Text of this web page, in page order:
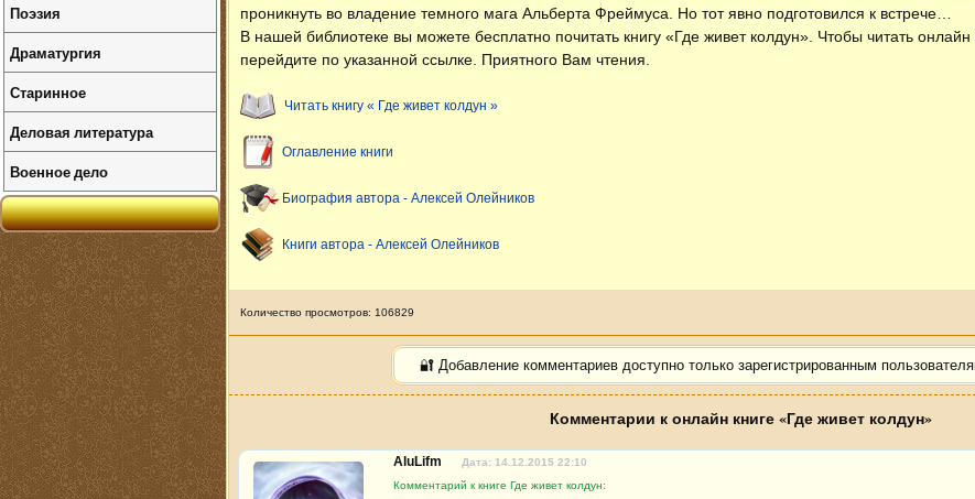
проникнуть во владение темного мага Альберта Фреймуса. Но тот явно подготовился к встрече…
В нашей библиотеке вы можете бесплатно почитать книгу «Где живет колдун» . Чтобы читать
перейдите по указанной ссылке. Приятного Вам чтения.
Читать книгу « Где живет колдун »
Оглавление книги
Биография автора - Алексей Олейников
Книги автора - Алексей Олейников
Количество просмотров: 106829
🔐 Добавление комментариев доступно только зарегистрированным
Комментарии к онлайн книге «Где живет колдун»
AluLifm
Дата: 14.12.2015 22:10
Комментарий к книге Где живет колдун:
Поэзия
Драматургия
Старинное
Деловая литература
Военное дело